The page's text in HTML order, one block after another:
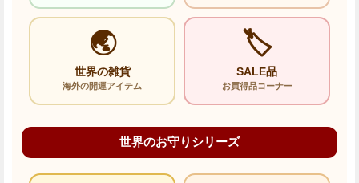
🌏
世界の雑貨
海外の開運アイテム
🏷️
SALE品
お買得品コーナー
世界のお守りシリーズ